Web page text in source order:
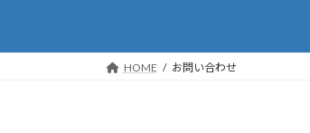
HOME お問い合わせ